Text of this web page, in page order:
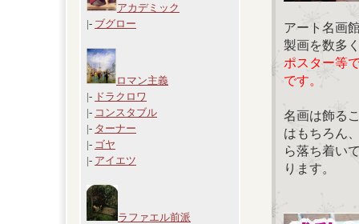
アカデミック
|- ブグロー
ロマン主義
|- ドラクロワ
|- コンスタブル
|- ターナー
|- ゴヤ
|- アイエツ
ラファエル前派
アート名画
製画を数多
ポスター等
です。
名画は飾る
はもちろん
ら落ち着い
ります。